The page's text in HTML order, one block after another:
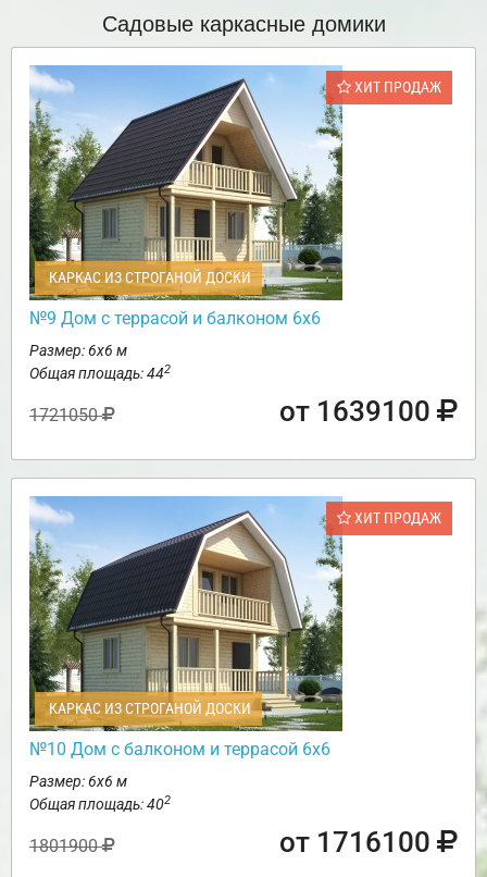
Садовые каркасные домики
ХИТ ПРОДАЖ
КАРКАС ИЗ СТРОГАНОЙ ДОСКИ
№9 Дом с террасой и балконом 6х6
Размер: 6х6 м
Общая площадь: 442
1721050 от 1639100
ХИТ ПРОДАЖ
КАРКАС ИЗ СТРОГАНОЙ ДОСКИ
№10 Дом с балконом и террасой 6х6
Размер: 6х6 м
Общая площадь: 402
1801900 от 1716100